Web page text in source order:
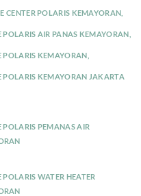
CENTER POLARIS KEMAYORAN
POLARIS AIR PANAS KEMAYORAN
POLARIS KEMAYORAN
POLARIS KEMAYORAN JAKARTA
POLARIS PEMANAS AIR
POLARIS WATER HEATER